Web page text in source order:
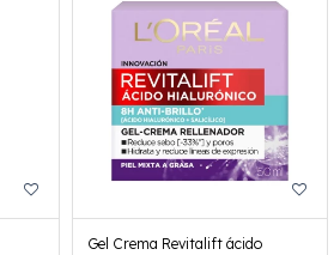
Gel Crema Revitalift ácido